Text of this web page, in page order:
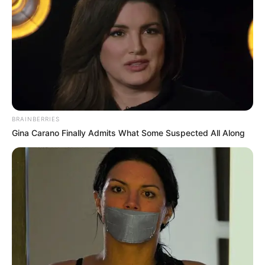
BRAINBERRIES
Gina Carano Finally Admits What Some Suspected All Along